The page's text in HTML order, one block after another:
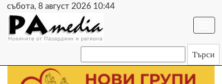
събота, 8 август 2026 10:44